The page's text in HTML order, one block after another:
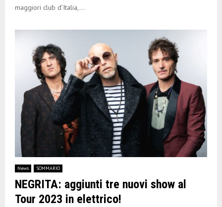
maggiori club d’Italia,...
News SOMMARIO
NEGRITA: aggiunti tre nuovi show al
Tour 2023 in elettrico!